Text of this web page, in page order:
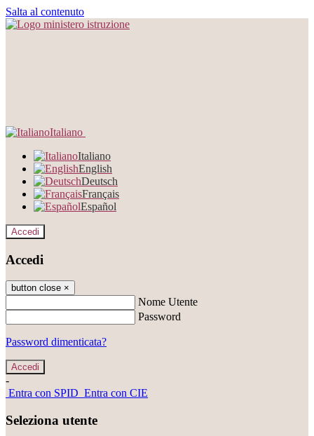
Salta al contenuto
Italiano
Italiano
English
Deutsch
Français
Español
Accedi
Accedi
button close ×
Nome Utente
Password
Password dimenticata?
-
Entra con SPID Entra con CIE
Seleziona utente